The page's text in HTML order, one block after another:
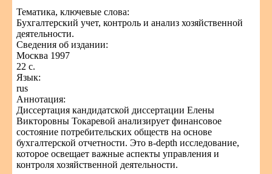
Тематика, ключевые слова:
Бухгалтерский учет, контроль и анализ хозяйственной
деятельности.
Сведения об издании:
Москва 1997
22 с.
Язык:
rus
Аннотация:
Диссертация кандидатской диссертации Елены
Викторовны Токаревой анализирует финансовое
состояние потребительских обществ на основе
бухгалтерской отчетности. Это в-depth исследование,
которое освещает важные аспекты управления и
контроля хозяйственной деятельности.